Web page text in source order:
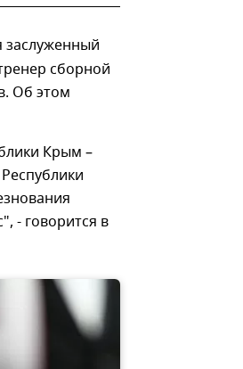
заслуженный
сборной
Об этом
Крым –
- говорится в